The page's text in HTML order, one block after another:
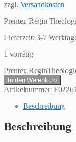
zzgl. Versandkosten
Prenter, Regin
Lieferzeit: 3-7
1 vorrätig
Prenter,
In den Warenkorb
Artikelnummer:
Beschreibung
Beschreibung